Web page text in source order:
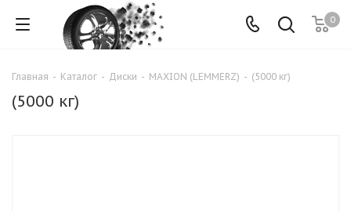
0
Главная - Каталог - Диски - MAXION (LEMMERZ) - (5000 кг)
(5000 кг)